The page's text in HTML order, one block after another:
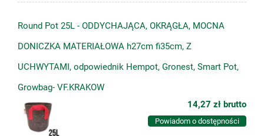
Round Pot 25L - ODDYCHAJĄCA, OKRĄGŁA, MOCNA
DONICZKA MATERIAŁOWA h27cm fi35cm, Z
UCHWYTAMI, odpowiednik Hempot, Gronest, Smart Pot,
Growbag- VF.KRAKOW
14,27 zł brutto
Powiadom o dostępności